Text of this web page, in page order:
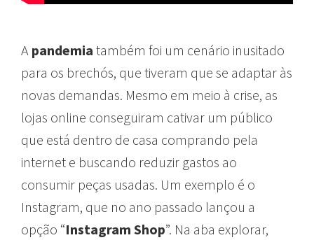
A pandemia também foi um cenário inusitado
para os brechós, que tiveram que se adaptar às
novas demandas. Mesmo em meio à crise, as
lojas online conseguiram cativar um público
que está dentro de casa comprando pela
internet e buscando reduzir gastos ao
consumir peças usadas. Um exemplo é o
Instagram, que no ano passado lançou a
opção “Instagram Shop”. Na aba explorar,